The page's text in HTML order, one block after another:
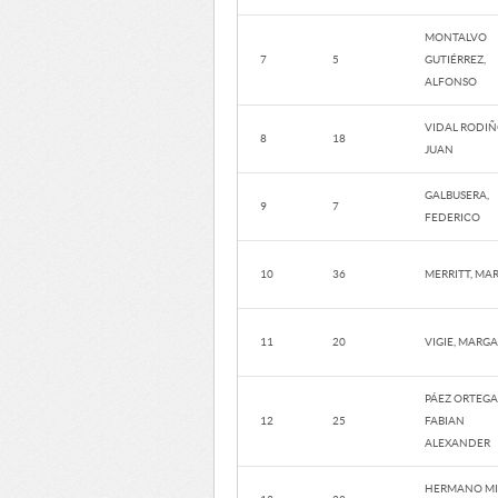
7 5
MONTALVO
GUTIÉRREZ,
ALFONSO
8 18
VIDAL
JUAN
9 7
GALBUSERA,
FEDERICO
10 36 MERRITT,
11 20 VIGIE,
12 25
PÁEZ
FABIAN
ALEXANDER
HERMANO